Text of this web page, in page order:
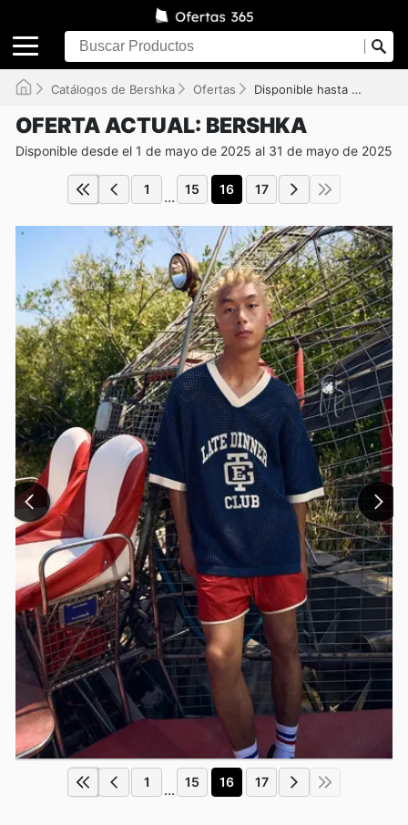
Catálogos de Bershka Ofertas Disponible hasta el 31/05/2025
OFERTA ACTUAL: BERSHKA
Disponible desde el 1 de mayo de 2025 al 31 de mayo de 2025
1 ... 15 16 17
1 ... 15 16 17